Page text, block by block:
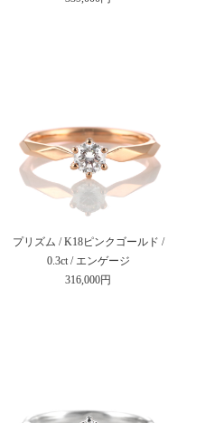
プリズム / K18ピンクゴールド /
0.3ct / エンゲージ
316,000円